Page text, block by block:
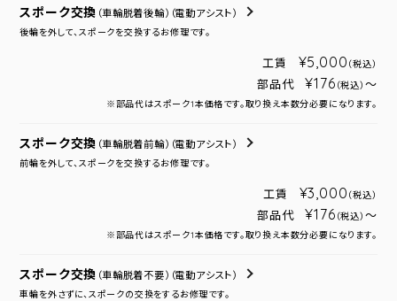
スポーク交換 （車輪脱着後輪） （電動アシスト）
後輪を外して、スポークを交換するお修理です。
工賃 ¥5,000 （税込）
部品代 ¥176 （税込） ～
※部品代はスポーク1本価格です。取り換え本数分必要になります。
スポーク交換 （車輪脱着前輪） （電動アシスト）
前輪を外して、スポークを交換するお修理です。
工賃 ¥3,000 （税込）
部品代 ¥176 （税込） ～
※部品代はスポーク1本価格です。取り換え本数分必要になります。
スポーク交換 （車輪脱着不要） （電動アシスト）
車輪を外さずに、スポークの交換をするお修理です。